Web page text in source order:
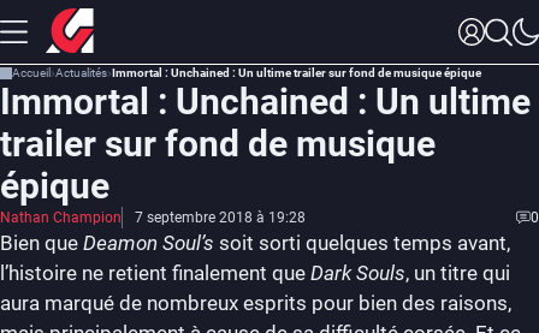
Accueil Actualités Immortal : Unchained : Un ultime trailer sur fond de musique épique
Immortal : Unchained : Un ultime
trailer sur fond de musique
épique
Nathan Champion 7 septembre 2018 à 19:28 0
Bien que Deamon Soul’s soit sorti quelques temps avant,
l’histoire ne retient finalement que Dark Souls, un titre qui
aura marqué de nombreux esprits pour bien des raisons,